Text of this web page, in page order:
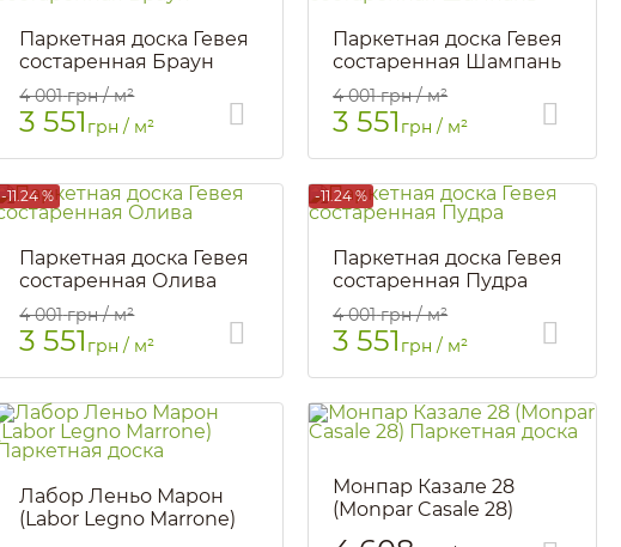
Паркетная доска Гевея
cостаренная Браун
Артикул::
4 001 грн / м²
3 551 грн / м²
Паркетная доска Гевея
состаренная Шампань
Артикул::
4 001 грн / м²
3 551 грн / м²
-11.24 %
Паркетная доска Гевея
состаренная Олива
Артикул:: 900
4 001 грн / м²
3 551 грн / м²
-11.24 %
Паркетная доска Гевея
состаренная Пудра
Артикул:: 1226
4 001 грн / м²
3 551 грн / м²
Лабор Леньо Марон
(Labor Legno Marrone)
Монпар Казале 28
(Monpar Casale 28)